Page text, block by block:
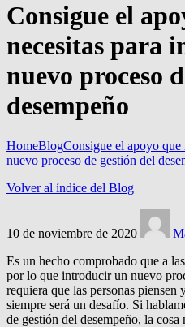
Consigue el
necesitas para
nuevo proceso
desempeño
HomeBlogConsigue el apoyo que
nuevo proceso de gestión del
Volver al índice del Blog
10 de noviembre de 2020
Es un hecho comprobado que a
por lo que introducir un nuevo
requiera que las personas piensen
siempre será un desafío. Si
de gestión del desempeño, la cosa